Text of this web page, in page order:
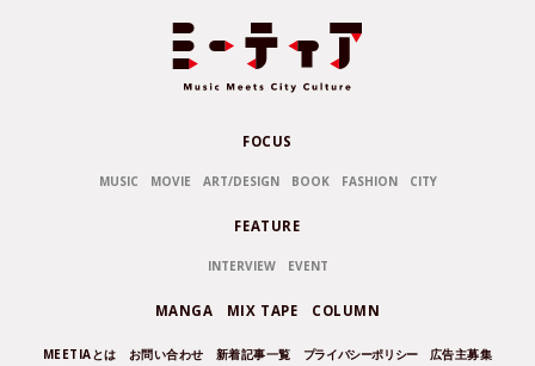
FOCUS
MUSIC MOVIE ART/DESIGN BOOK FASHION CITY
FEATURE
INTERVIEW EVENT
MANGA MIX TAPE COLUMN
MEETIAとは お問い合わせ 新着記事一覧 プライバシーポリシー 広告主募集